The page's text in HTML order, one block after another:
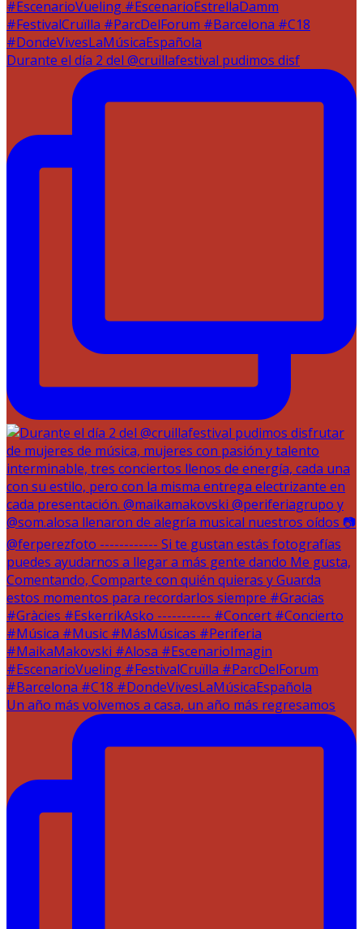
Durante el día 2 del @cruillafestival pudimos disf
Un año más volvemos a casa, un año más regresamos